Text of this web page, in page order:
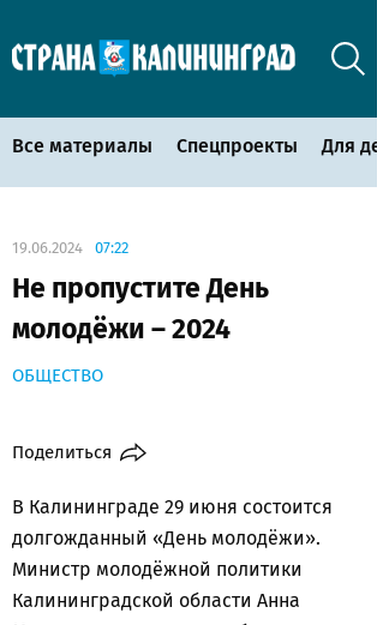
Все материалы Спецпроекты Для
19.06.2024 07:22
Не пропустите День
молодёжи – 2024
ОБЩЕСТВО
Поделиться
В Калининграде 29 июня состоится
долгожданный «День молодёжи».
Министр молодёжной политики
Калининградской области Анна